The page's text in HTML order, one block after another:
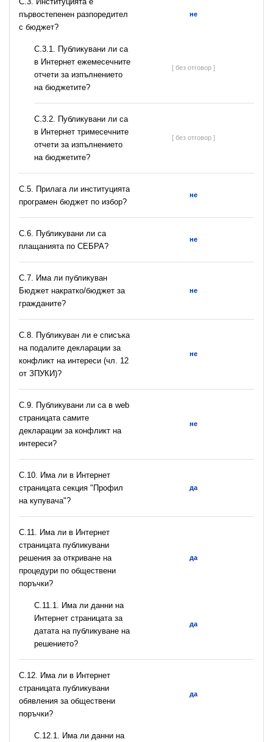
първостепенен разпоредител
с бюджет?
не
С.3.1. Публикувани ли са
в Интернет ежемесечните
отчети за изпълнението
на бюджетите?
[ без отговор ]
С.3.2. Публикувани ли са
в Интернет тримесечните
отчети за изпълнението
на бюджетите?
[ без отговор ]
С.5. Прилага ли институцията
програмен бюджет по избор?
не
С.6. Публикувани ли са
плащанията по СЕБРА?
не
С.7. Има ли публикуван
Бюджет накратко/бюджет за
гражданите?
не
C.8. Публикуван ли е списъка
на подалите декларации за
конфликт на интереси (чл. 12
от ЗПУКИ)?
не
C.9. Публикувани ли са в web
страницата самите
декларации за конфликт на
интереси?
не
C.10. Има ли в Интернет
страницата секция "Профил
на купувача"?
да
С.11. Има ли в Интернет
страницата публикувани
решения за откриване на
процедури по обществени
поръчки?
да
С.11.1. Има ли данни на
Интернет страницата за
датата на публикуване на
решението?
да
С.12. Има ли в Интернет
страницата публикувани
обявления за обществени
поръчки?
да
С.12.1. Има ли данни на